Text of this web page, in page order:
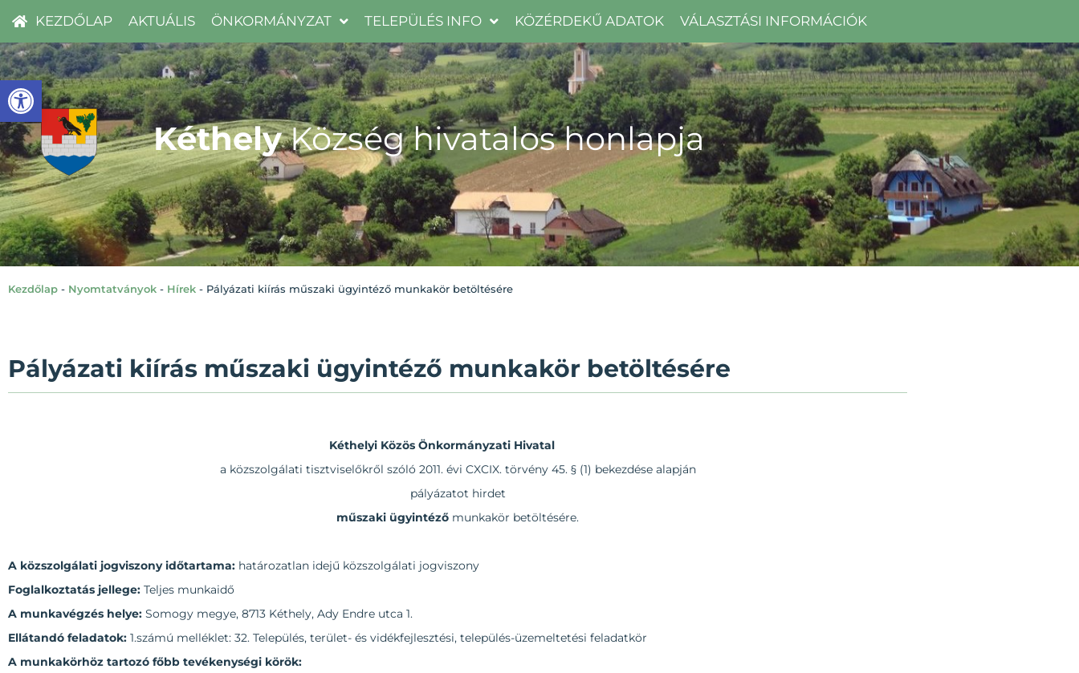
Eszköztár megnyitása
KEZDŐLAP AKTUÁLIS ÖNKORMÁNYZAT TELEPÜLÉS INFO KÖZÉRDEKŰ ADATOK VÁLASZTÁSI INFORMÁCIÓK
Kéthely Község hivatalos honlapja
Kezdőlap - Nyomtatványok - Hírek - Pályázati kiírás műszaki ügyintéző munkakör betöltésére
Pályázati kiírás műszaki ügyintéző munkakör betöltésére
Kéthelyi Közös Önkormányzati Hivatal
a közszolgálati tisztviselőkről szóló 2011. évi CXCIX. törvény 45. § (1) bekezdése alapján
pályázatot hirdet
műszaki ügyintéző munkakör betöltésére.
A közszolgálati jogviszony időtartama: határozatlan idejű közszolgálati jogviszony
Foglalkoztatás jellege: Teljes munkaidő
A munkavégzés helye: Somogy megye, 8713 Kéthely, Ady Endre utca 1.
Ellátandó feladatok: 1.számú melléklet: 32. Település, terület- és vidékfejlesztési, település-üzemeltetési feladatkör
A munkakörhöz tartozó főbb tevékenységi körök: